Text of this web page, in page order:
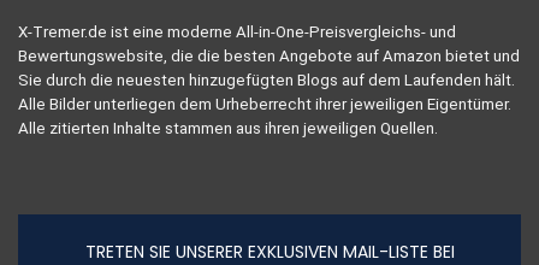
X-Tremer.de ist eine moderne All-in-One-Preisvergleichs- und
Bewertungswebsite, die die besten Angebote auf Amazon bietet und
Sie durch die neuesten hinzugefügten Blogs auf dem Laufenden hält.
Alle Bilder unterliegen dem Urheberrecht ihrer jeweiligen Eigentümer.
Alle zitierten Inhalte stammen aus ihren jeweiligen Quellen.
TRETEN SIE UNSERER EXKLUSIVEN MAIL-LISTE BEI